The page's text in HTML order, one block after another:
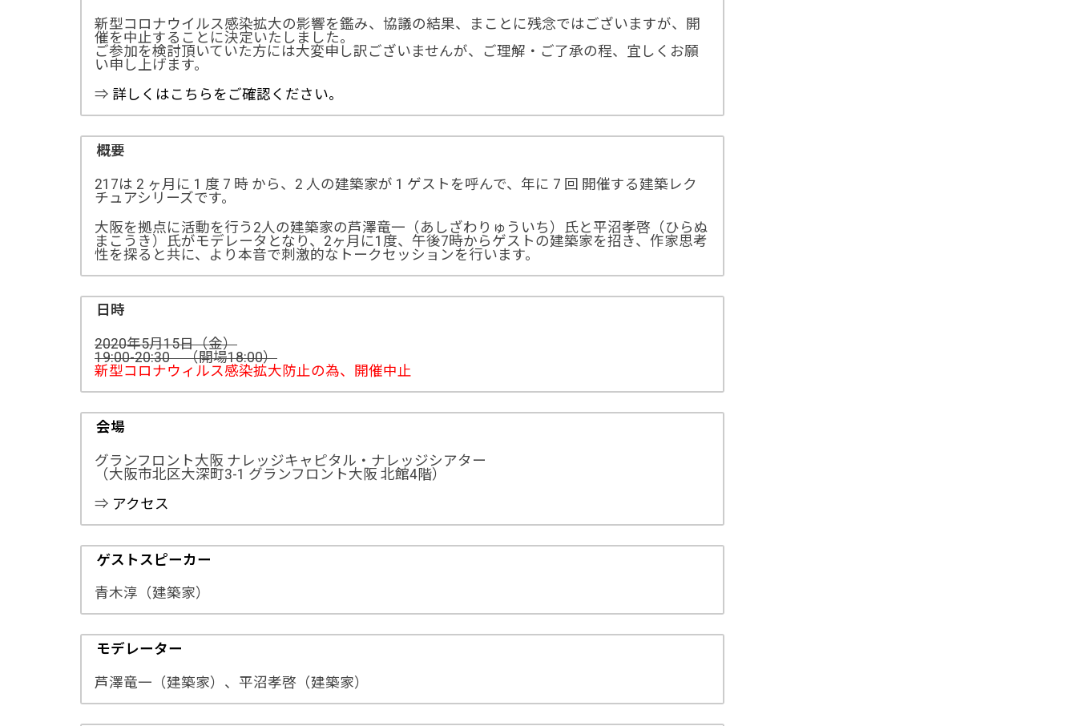
新型コロナウイルス感染拡大の影響を鑑み、協議の結果、まことに残念ではございますが、開
催を中止することに決定いたしました。
ご参加を検討頂いていた方には大変申し訳ございませんが、ご理解・ご了承の程、宜しくお願
い申し上げます。
⇒ 詳しくはこちらをご確認ください。
概要
217は 2 ヶ月に 1 度 7 時 から、2 人の建築家が 1 ゲストを呼んで、年に 7 回 開催する建築レク
チュアシリーズです。
大阪を拠点に活動を行う2人の建築家の芦澤竜一（あしざわりゅういち）氏と平沼孝啓（ひらぬ
まこうき）氏がモデレータとなり、2ヶ月に1度、午後7時からゲストの建築家を招き、作家思考
性を探ると共に、より本音で刺激的なトークセッションを行います。
日時
2020年5月15日（金）
19:00-20:30 （開場18:00）
新型コロナウィルス感染拡大防止の為、開催中止
会場
グランフロント大阪 ナレッジキャピタル・ナレッジシアター
（大阪市北区大深町3-1 グランフロント大阪 北館4階）
⇒ アクセス
ゲストスピーカー
青木淳（建築家）
モデレーター
芦澤竜一（建築家）、平沼孝啓（建築家）